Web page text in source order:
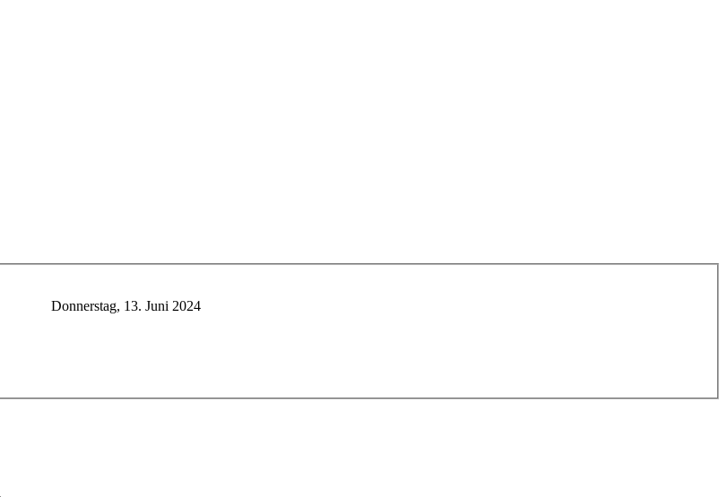
Donnerstag, 13. Juni 2024